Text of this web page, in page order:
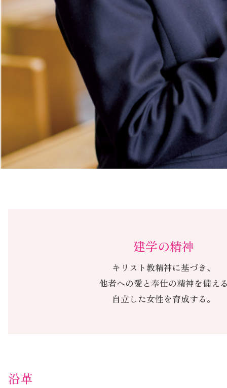
建学の精神
キリスト教精神に基づき、
他者への愛と奉仕の精神を備え
自立した女性を育成する。
沿革